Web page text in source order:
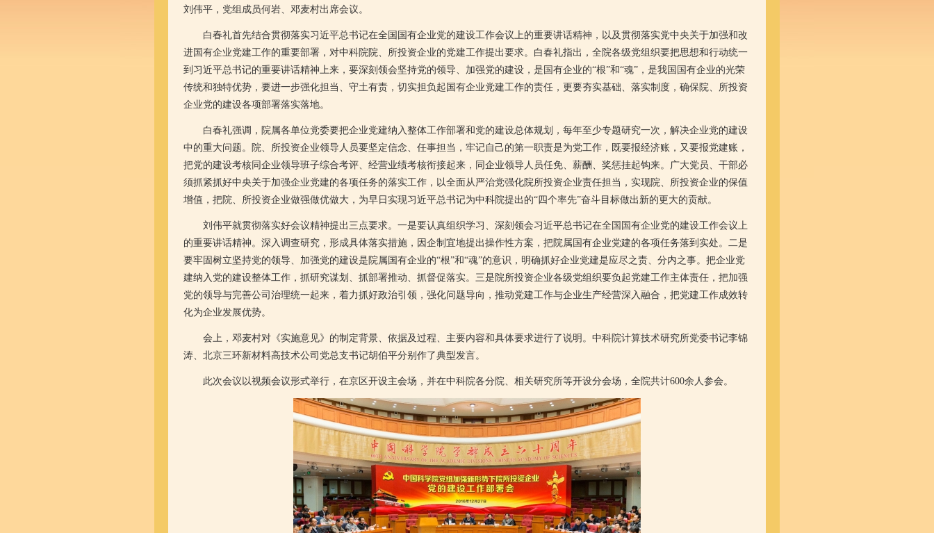
刘伟平，党组成员何岩、邓麦村出席会议。
白春礼首先结合贯彻落实习近平总书记在全国国有企业党的建设工作会议上的重要讲话精神，以及贯彻落实党中央关于加强和改
进国有企业党建工作的重要部署，对中科院院、所投资企业的党建工作提出要求。白春礼指出，全院各级党组织要把思想和行动统一
到习近平总书记的重要讲话精神上来，要深刻领会坚持党的领导、加强党的建设，是国有企业的“根”和“魂”，是我国国有企业的光荣
传统和独特优势，要进一步强化担当、守土有责，切实担负起国有企业党建工作的责任，更要夯实基础、落实制度，确保院、所投资
企业党的建设各项部署落实落地。
白春礼强调，院属各单位党委要把企业党建纳入整体工作部署和党的建设总体规划，每年至少专题研究一次，解决企业党的建设
中的重大问题。院、所投资企业领导人员要坚定信念、任事担当，牢记自己的第一职责是为党工作，既要报经济账，又要报党建账，
把党的建设考核同企业领导班子综合考评、经营业绩考核衔接起来，同企业领导人员任免、薪酬、奖惩挂起钩来。广大党员、干部必
须抓紧抓好中央关于加强企业党建的各项任务的落实工作，以全面从严治党强化院所投资企业责任担当，实现院、所投资企业的保值
增值，把院、所投资企业做强做优做大，为早日实现习近平总书记为中科院提出的“四个率先”奋斗目标做出新的更大的贡献。
刘伟平就贯彻落实好会议精神提出三点要求。一是要认真组织学习、深刻领会习近平总书记在全国国有企业党的建设工作会议上
的重要讲话精神。深入调查研究，形成具体落实措施，因企制宜地提出操作性方案，把院属国有企业党建的各项任务落到实处。二是
要牢固树立坚持党的领导、加强党的建设是院属国有企业的“根”和“魂”的意识，明确抓好企业党建是应尽之责、分内之事。把企业党
建纳入党的建设整体工作，抓研究谋划、抓部署推动、抓督促落实。三是院所投资企业各级党组织要负起党建工作主体责任，把加强
党的领导与完善公司治理统一起来，着力抓好政治引领，强化问题导向，推动党建工作与企业生产经营深入融合，把党建工作成效转
化为企业发展优势。
会上，邓麦村对《实施意见》的制定背景、依据及过程、主要内容和具体要求进行了说明。中科院计算技术研究所党委书记李锦
涛、北京三环新材料高技术公司党总支书记胡伯平分别作了典型发言。
此次会议以视频会议形式举行，在京区开设主会场，并在中科院各分院、相关研究所等开设分会场，全院共计600余人参会。